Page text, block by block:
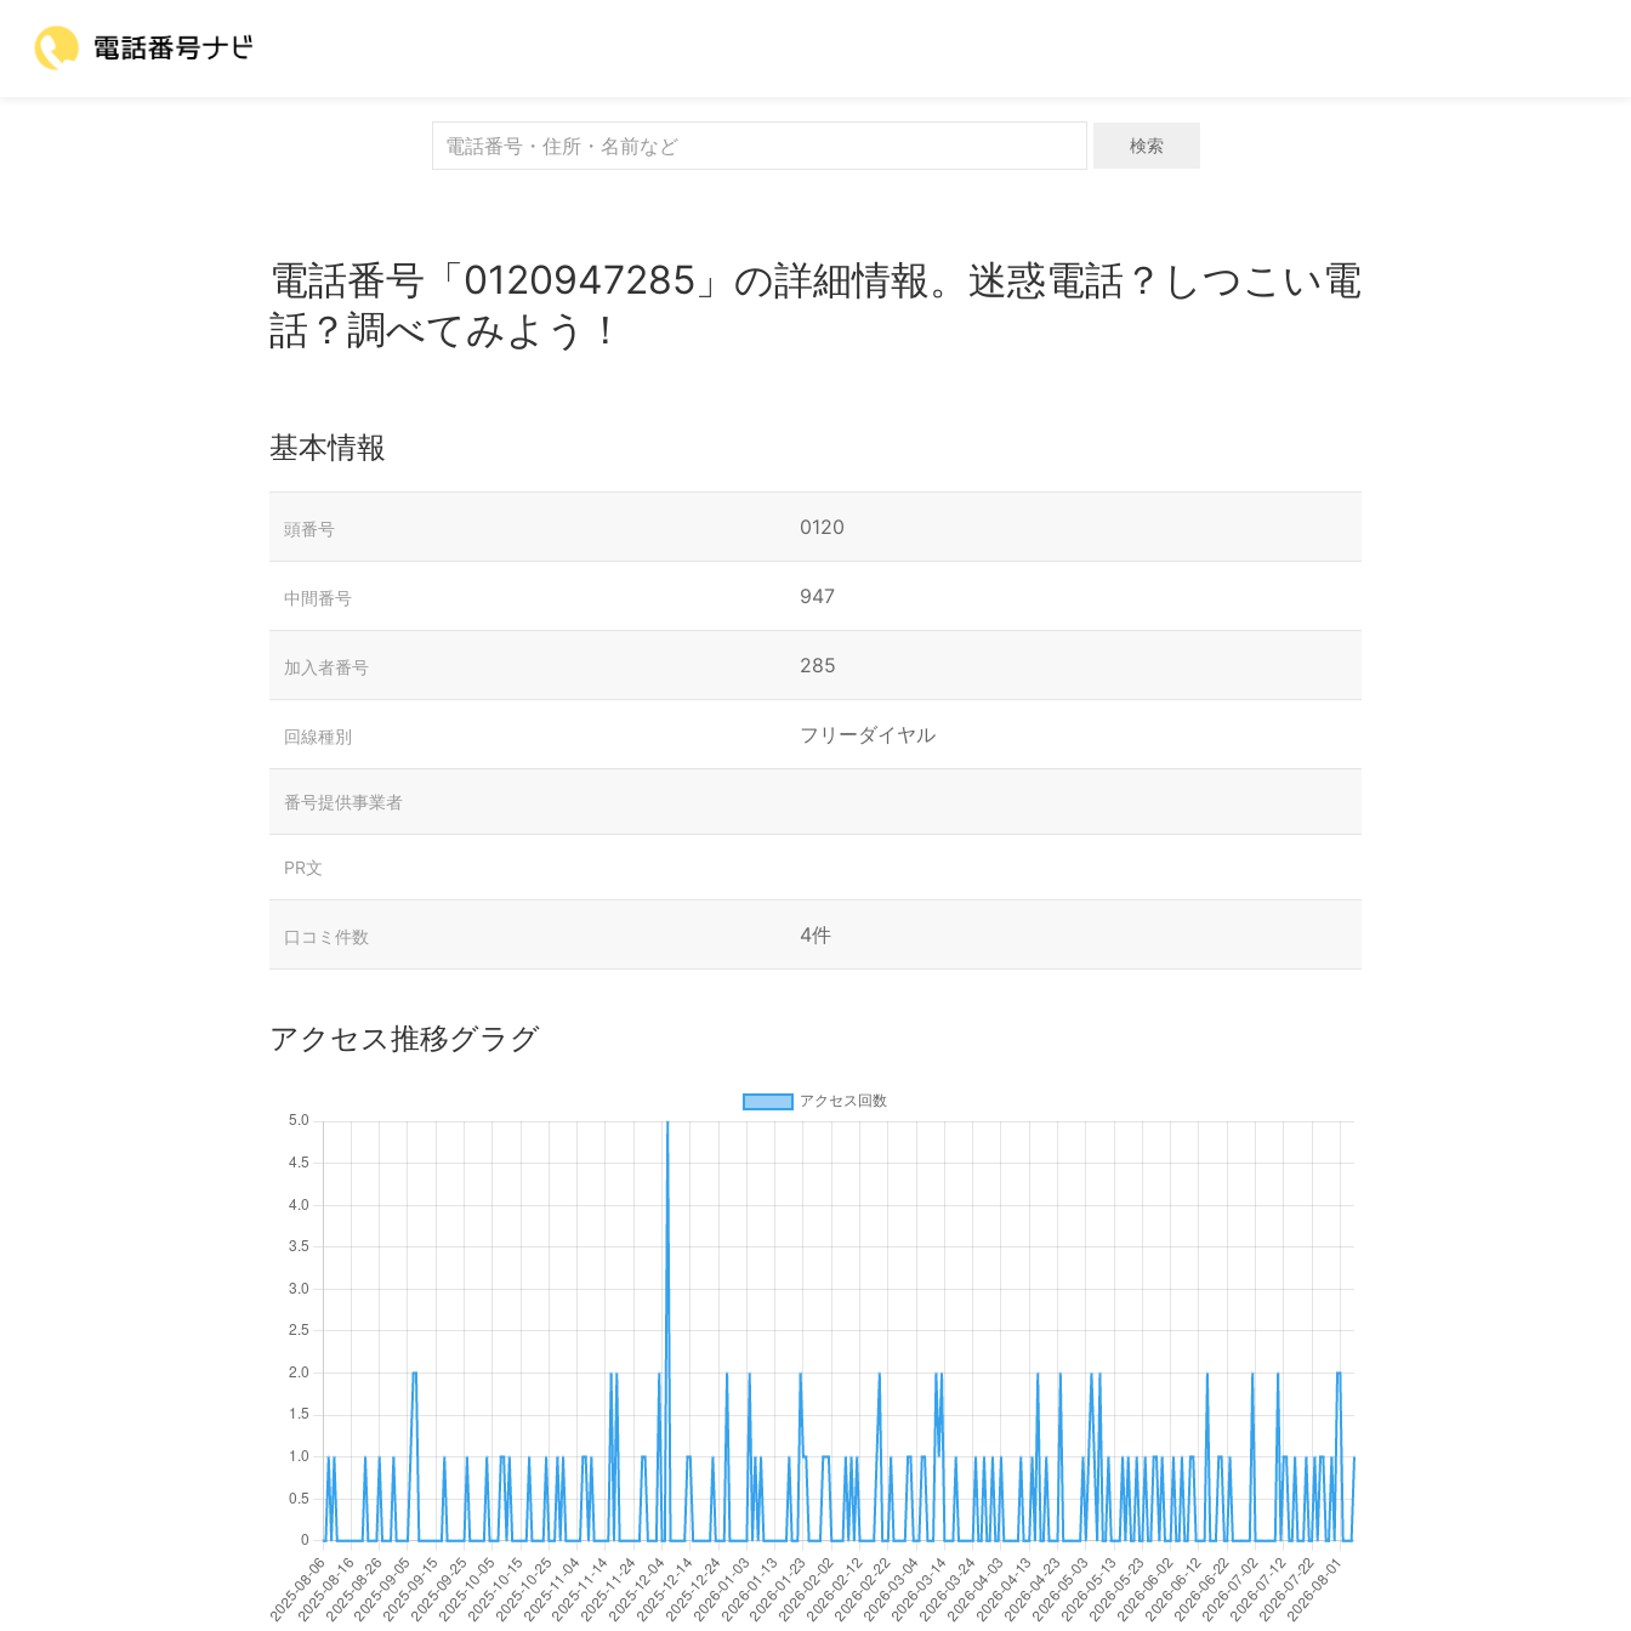
検索
電話番号「0120947285」の詳細情報。迷惑電話？しつこい電
話？調べてみよう！
基本情報
頭番号 0120
中間番号 947
加入者番号 285
回線種別 フリーダイヤル
番号提供事業者
PR文
口コミ件数 4件
アクセス推移グラグ